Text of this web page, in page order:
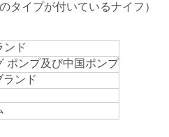
タイプが付いているナイフ）
ンド
ポンプ及び中国ポンプ
ランド